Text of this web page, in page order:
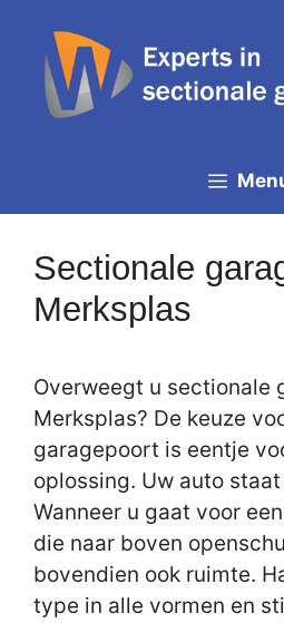
inhoud
Sectionale
Merksplas
Overweegt u sectionale
Merksplas? De keuze
garagepoort is eentje
oplossing. Uw auto
Wanneer u gaat voor
die naar boven
bovendien ook ruimte.
type in alle vormen en